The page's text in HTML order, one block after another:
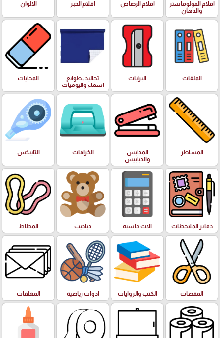
اقلام الفولوماستر
والدهان
اقلام الرصاص اقلام الحبر الالوان
الملفات البرايات
تجاليد , طوابع
اسماء واليوميات
المحايات
المساطر
المدابس
والدبابيس
الخرامات التايبكس
دفاتر الملاحظات الات حاسبة دباديب المطاط
المقصات الكتب والروايات ادوات رياضية المغلفات